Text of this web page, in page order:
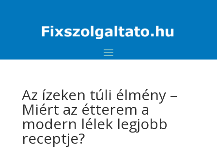
Az ízeken túli élmény –
Miért az étterem a
modern lélek legjobb
receptje?